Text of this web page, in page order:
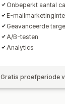
Onbeperkt aantal
E-
Geavanceerde
A/B-testen
Analytics
Gratis proefperiode